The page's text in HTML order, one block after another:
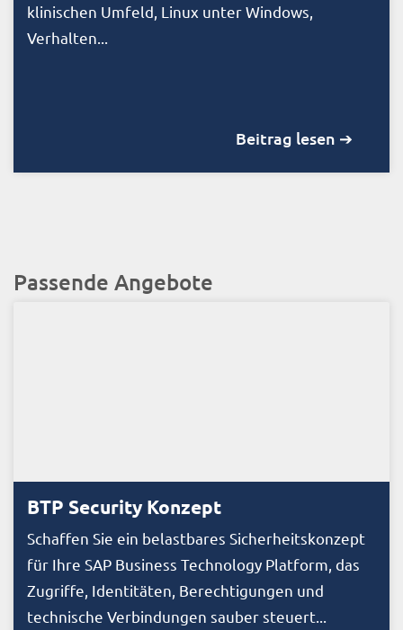
klinischen Umfeld, Linux unter Windows,
Verhalten...
Beitrag lesen ➔
Passende Angebote
BTP Security Konzept
Schaffen Sie ein belastbares Sicherheitskonzept
für Ihre SAP Business Technology Platform, das
Zugriffe, Identitäten, Berechtigungen und
technische Verbindungen sauber steuert...